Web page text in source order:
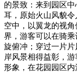
的景致：来到园区
耳，原始火山风貌
空中，以翼龙的视
界，游客可以在骑
旋俯冲；穿过一片
岸风景相得益彰，
形象，在花园园区